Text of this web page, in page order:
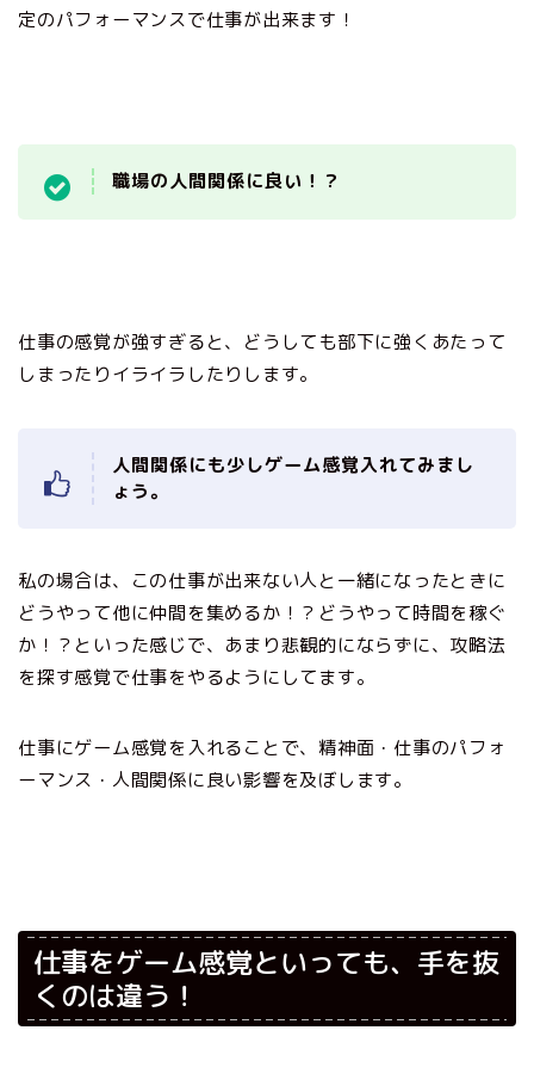
定のパフォーマンスで仕事が出来ます！
職場の人間関係に良い！？
仕事の感覚が強すぎると、どうしても部下に強くあたって
しまったりイライラしたりします。
人間関係にも少しゲーム感覚入れてみまし
ょう。
私の場合は、この仕事が出来ない人と一緒になったときに
どうやって他に仲間を集めるか！？どうやって時間を稼ぐ
か！？といった感じで、あまり悲観的にならずに、攻略法
を探す感覚で仕事をやるようにしてます。
仕事にゲーム感覚を入れることで、精神面・仕事のパフォ
ーマンス・人間関係に良い影響を及ぼします。
仕事をゲーム感覚といっても、手を抜
くのは違う！